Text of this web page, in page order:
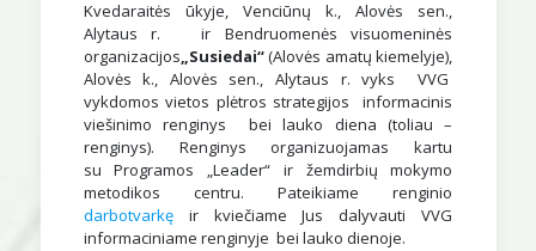
Kvedaraitės ūkyje, Venciūnų k., Alovės sen.,
Alytaus r. ir Bendruomenės visuomeninės
organizacijos„Susiedai“(Alovės amatų kiemelyje),
Alovės k., Alovės sen., Alytaus r. vyks VVG
vykdomos vietos plėtros strategijos informacinis
viešinimo renginys bei lauko diena (toliau –
renginys). Renginys organizuojamas kartu
su Programos „Leader“ ir žemdirbių mokymo
metodikos centru. Pateikiame renginio
darbotvarkęir kviečiame Jus dalyvauti VVG
informaciniame renginyje bei lauko dienoje.